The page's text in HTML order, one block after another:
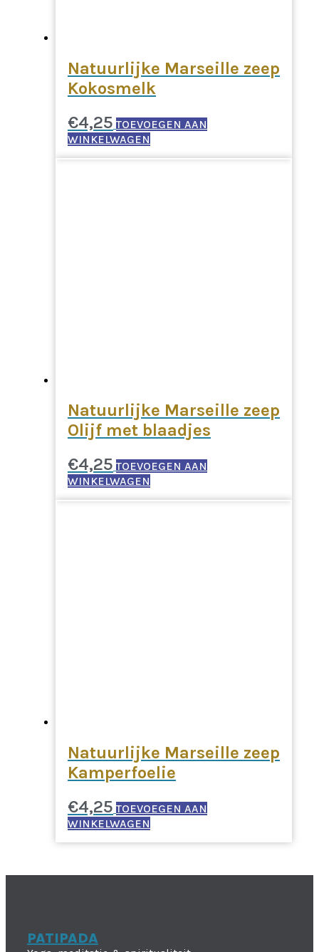
Natuurlijke Marseille zeep
Kokosmelk
€4,25 TOEVOEGEN AAN
WINKELWAGEN
Natuurlijke Marseille zeep
Olijf met blaadjes
€4,25 TOEVOEGEN AAN
WINKELWAGEN
Natuurlijke Marseille zeep
Kamperfoelie
€4,25 TOEVOEGEN AAN
WINKELWAGEN
PATIPADA